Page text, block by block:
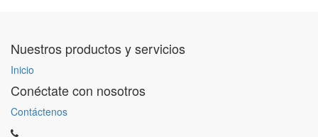
Nuestros productos y servicios
Inicio
Conéctate con nosotros
Contáctenos